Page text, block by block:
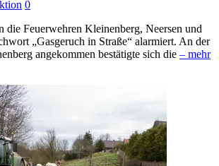
0
die Feuerwehren Kleinenberg, Neersen und
„Gasgeruch in Straße“ alarmiert. An der
angekommen bestätigte sich die – mehr